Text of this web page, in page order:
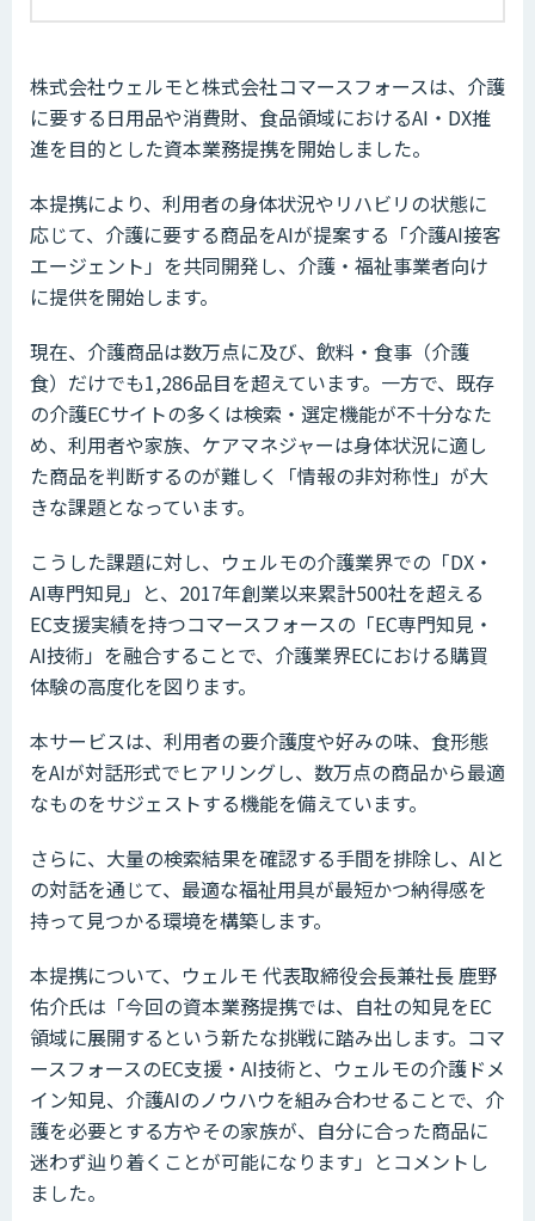
株式会社ウェルモと株式会社コマースフォースは、介護
に要する日用品や消費財、食品領域におけるAI・DX推
進を目的とした資本業務提携を開始しました。
本提携により、利用者の身体状況やリハビリの状態に
応じて、介護に要する商品をAIが提案する「介護AI接客
エージェント」を共同開発し、介護・福祉事業者向け
に提供を開始します。
現在、介護商品は数万点に及び、飲料・食事（介護
食）だけでも1,286品目を超えています。一方で、既存
の介護ECサイトの多くは検索・選定機能が不十分なた
め、利用者や家族、ケアマネジャーは身体状況に適し
た商品を判断するのが難しく「情報の非対称性」が大
きな課題となっています。
こうした課題に対し、ウェルモの介護業界での「DX・
AI専門知見」と、2017年創業以来累計500社を超える
EC支援実績を持つコマースフォースの「EC専門知見・
AI技術」を融合することで、介護業界ECにおける購買
体験の高度化を図ります。
本サービスは、利用者の要介護度や好みの味、食形態
をAIが対話形式でヒアリングし、数万点の商品から最適
なものをサジェストする機能を備えています。
さらに、大量の検索結果を確認する手間を排除し、AIと
の対話を通じて、最適な福祉用具が最短かつ納得感を
持って見つかる環境を構築します。
本提携について、ウェルモ 代表取締役会長兼社長 鹿野
佑介氏は「今回の資本業務提携では、自社の知見をEC
領域に展開するという新たな挑戦に踏み出します。コマ
ースフォースのEC支援・AI技術と、ウェルモの介護ドメ
イン知見、介護AIのノウハウを組み合わせることで、介
護を必要とする方やその家族が、自分に合った商品に
迷わず辿り着くことが可能になります」とコメントし
ました。